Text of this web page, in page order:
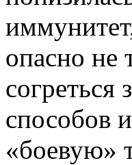
опасно не
согреться
способов
«боевую»